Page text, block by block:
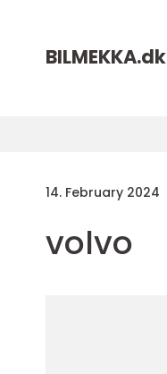
BILMEKKA.dk
14. February 2024
volvo